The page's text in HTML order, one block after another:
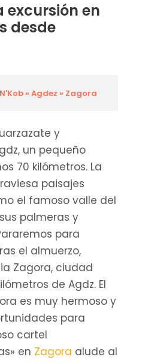
excursión en
desde
» Agdez » Zagora
y
un pequeño
70 kilómetros. La
paisajes
el famoso valle del
palmeras y
para
el almuerzo,
Zagora, ciudad
de Agdz. El
es muy hermoso y
para
cartel
en Zagora alude al